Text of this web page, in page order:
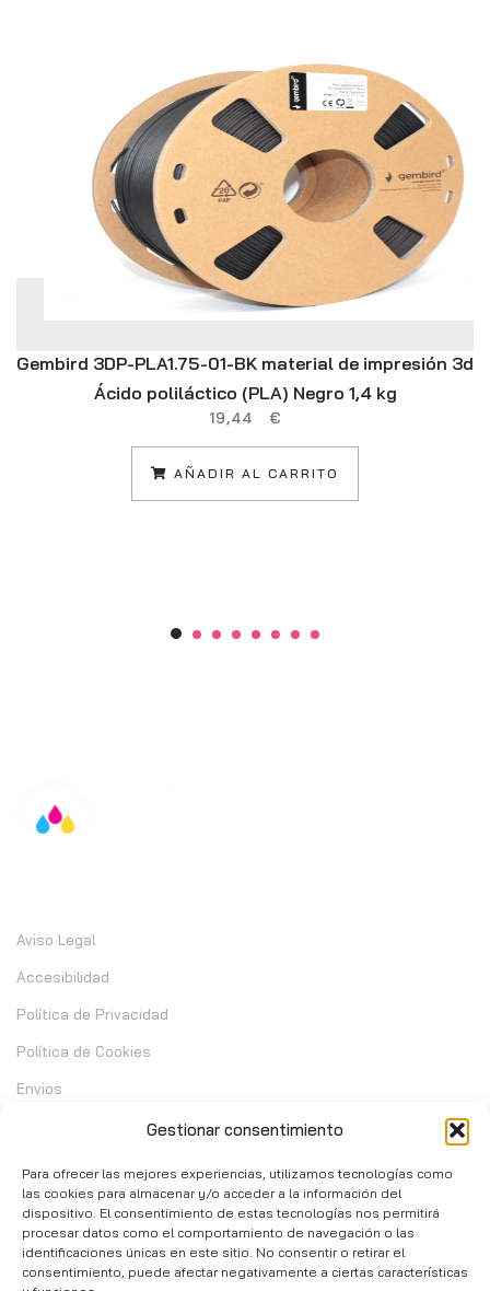
Gestionar consentimiento
Para ofrecer las mejores experiencias, utilizamos tecnologías como
las cookies para almacenar y/o acceder a la información del
dispositivo. El consentimiento de estas tecnologías nos permitirá
procesar datos como el comportamiento de navegación o las
identificaciones únicas en este sitio. No consentir o retirar el
consentimiento, puede afectar negativamente a ciertas características
Gembird 3DP-PLA1.75-01-BK material de impresión 3d
Ácido poliláctico (PLA) Negro 1,4 kg
19,44 €
AÑADIR AL CARRITO
Aviso Legal
Accesibilidad
Política de Privacidad
Política de Cookies
Envios
Contacto
C/ Telera de Cortijo Chico 14 - Mijas 29651